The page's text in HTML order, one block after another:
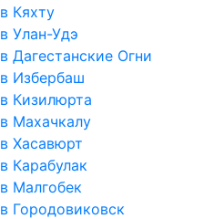
в Кяхту
в Улан-Удэ
в Дагестанские Огни
в Избербаш
в Кизилюрта
в Махачкалу
в Хасавюрт
в Карабулак
в Малгобек
в Городовиковск